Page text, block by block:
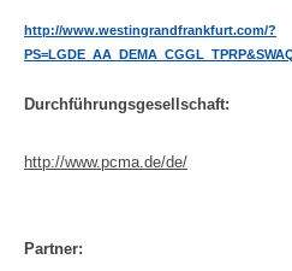
http://www.westingrandfrankfurt.com/?
Durchführungsgesellschaft:
http://www.pcma.de/de/
Partner: